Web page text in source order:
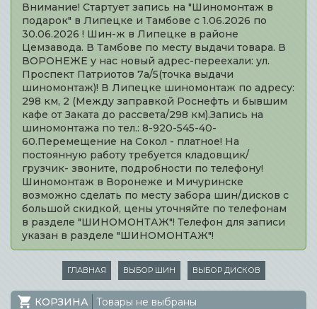
Внимание! Стартует запись на "Шиномонтаж в
подарок" в Липецке и Тамбове с 1.06.2026 по
30.06.2026 ! Шин-ж в Липецке в районе
Цемзавода. В Тамбове по месту выдачи товара. В
ВОРОНЕЖЕ у нас новый адрес-переехали: ул.
Проспект Патриотов 7а/5(точка выдачи
шиномонтаж)! В Липецке шиномонтаж по адресу:
298 км, 2 (Между заправкой Роснефть и бывшим
кафе от Заката до рассвета/298 км).Запись на
шиномонтажа по тел.: 8-920-545-40-
60.Перемещение на Сокол - платное! На
постоянную работу требуется кладовщик/
грузчик- звоните, подробности по телефону!
Шиномонтаж в Воронеже и Мичуринске
возможно сделать по месту забора шин/дисков с
большой скидкой, цены уточняйте по телефонам
в разделе "ШИНОМОНТАЖ"! Телефон для записи
указан в разделе "ШИНОМОНТАЖ"!
ГЛАВНАЯ ВЫБОР ШИН ВЫБОР ДИСКОВ
КОРЗИНА Товары не выбраны